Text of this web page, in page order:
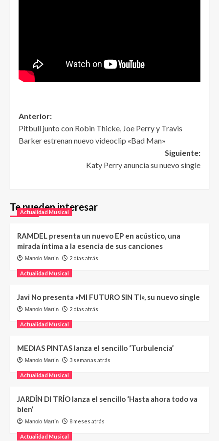
Anterior:
Pitbull junto con Robin Thicke, Joe Perry y Travis
Barker estrenan nuevo videoclip «Bad Man»
Siguiente:
Katy Perry anuncia su nuevo single
Te pueden interesar
Actualidad Musical
RAMDEL presenta un nuevo EP en acústico, una
mirada íntima a la esencia de sus canciones
Manolo Martín 2 días atrás
Actualidad Musical
Javi No presenta «MI FUTURO SIN TI», su nuevo single
Manolo Martín 2 días atrás
Actualidad Musical
MEDIAS PINTAS lanza el sencillo ‘Turbulencia’
Manolo Martín 3 semanas atrás
Actualidad Musical
JARDÍN DI TRÍO lanza el sencillo ‘Hasta ahora todo va
bien’
Manolo Martín 8 meses atrás
Actualidad Musical